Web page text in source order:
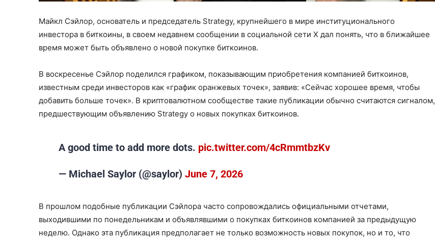
Майкл Сэйлор, основатель и председатель Strategy, крупнейшего в мире институционального
инвестора в биткоины, в своем недавнем сообщении в социальной сети X дал понять, что в ближайшее
время может быть объявлено о новой покупке биткоинов.
В воскресенье Сэйлор поделился графиком, показывающим приобретения компанией биткоинов,
известным среди инвесторов как «график оранжевых точек», заявив: «Сейчас хорошее время, чтобы
добавить больше точек». В криптовалютном сообществе такие публикации обычно считаются сигналом,
предшествующим объявлению Strategy о новых покупках биткоинов.
A good time to add more dots. pic.twitter.com/4cRmmtbzKv
— Michael Saylor (@saylor) June 7, 2026
В прошлом подобные публикации Сэйлора часто сопровождались официальными отчетами,
выходившими по понедельникам и объявлявшими о покупках биткоинов компанией за предыдущую
неделю. Однако эта публикация предполагает не только возможность новых покупок, но и то, что